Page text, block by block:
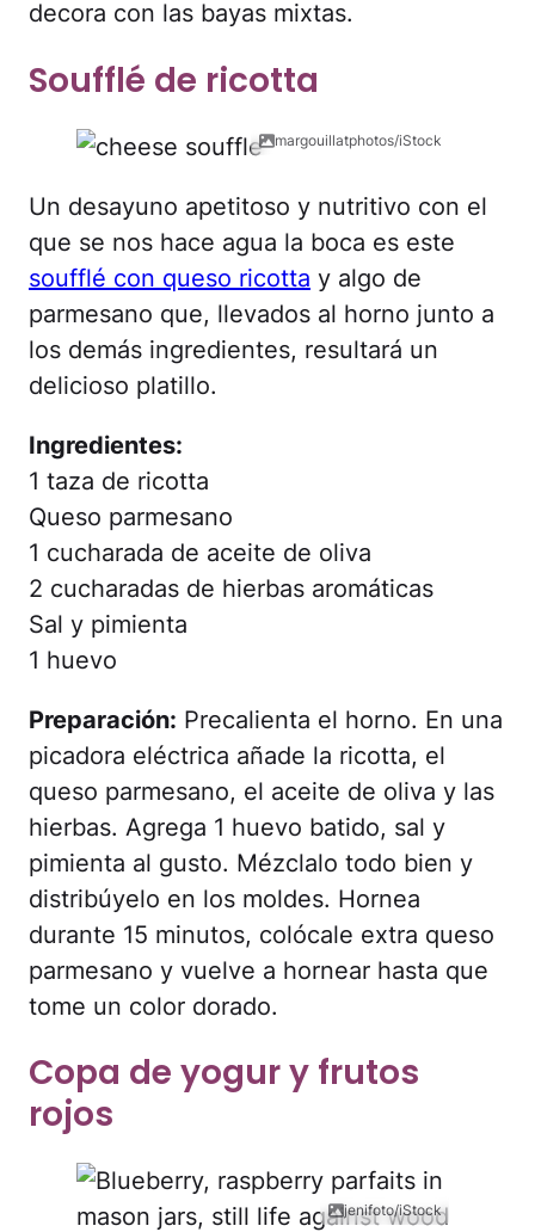
decora con las bayas mixtas.
Soufflé de ricotta
margouillatphotos/iStock
Un desayuno apetitoso y nutritivo con el
que se nos hace agua la boca es este
soufflé con queso ricotta y algo de
parmesano que, llevados al horno junto a
los demás ingredientes, resultará un
delicioso platillo.
Ingredientes:
1 taza de ricotta
Queso parmesano
1 cucharada de aceite de oliva
2 cucharadas de hierbas aromáticas
Sal y pimienta
1 huevo
Preparación: Precalienta el horno. En una
picadora eléctrica añade la ricotta, el
queso parmesano, el aceite de oliva y las
hierbas. Agrega 1 huevo batido, sal y
pimienta al gusto. Mézclalo todo bien y
distribúyelo en los moldes. Hornea
durante 15 minutos, colócale extra queso
parmesano y vuelve a hornear hasta que
tome un color dorado.
Copa de yogur y frutos
rojos
jenifoto/iStock